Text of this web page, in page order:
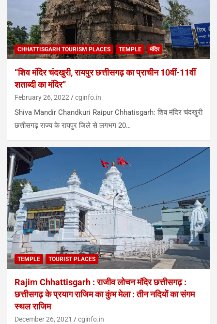
CHHATTISGARH TOURISM PLACES TEMPLE मंदिर
“शिव मंदिर चंदखुरी, रायपुर छत्तीसगढ़ का प्राचीन 10वीं-11वीं
शताब्दी का मंदिर”
February 26, 2022 cginfo.in
Shiva Mandir Chandkuri Raipur Chhatisgarh: शिव मंदिर चंदखुरी
छत्तीसगढ़ राज्य के रायपुर जिले से लगभग 20…
TEMPLE TOURIST PLACES
Rajim Chhattisgarh : राजीव लोचन मंदिर छत्तीसगढ़ :
छत्तीसगढ़ के प्रयाग राजिम का कुंभ मेला : तीन नदियों का संगम
स्थल राजिम
December 26, 2021 cginfo.in